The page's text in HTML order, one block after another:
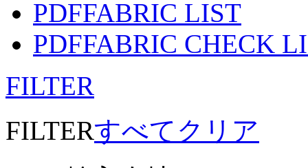
PDFFABRIC LIST
PDFFABRIC CHECK
FILTER
FILTERすべてクリア